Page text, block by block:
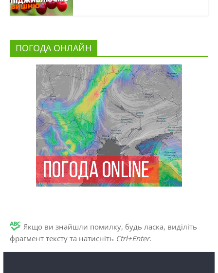
ПОГОДА ОНЛАЙН
Якщо ви знайшли помилку, будь ласка, виділіть
фрагмент тексту та натисніть Ctrl+Enter.